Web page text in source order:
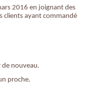
2016 en joignant des
clients ayant commandé
de nouveau.
proche.